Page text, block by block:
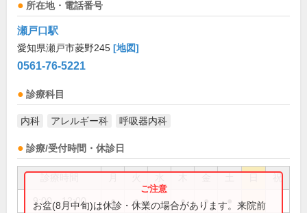
所在地・電話番号
瀬戸口駅
愛知県瀬戸市菱野245 [地図]
0561-76-5221
診療科目
内科 アレルギー科 呼吸器内科
診療/受付時間・休診日
祝
9:00～12:00 ● ● ● ●
お盆(8月中旬)は休診・休業の場合があります。来院前